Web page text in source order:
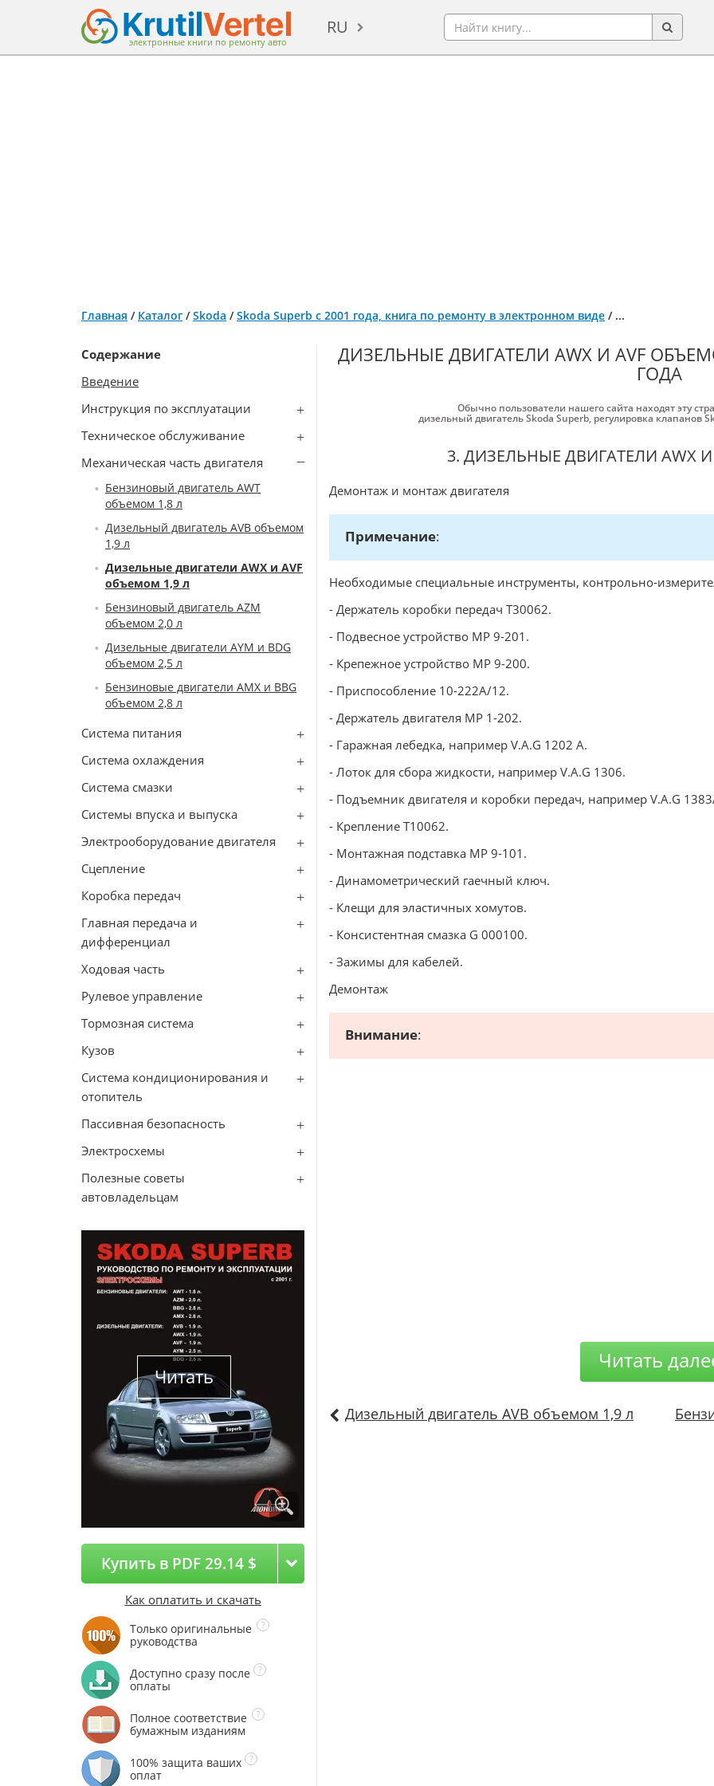
электронные книги по ремонту авто
RU
Главная / Каталог /Skoda /Skoda Superb с 2001 года, книга по ремонту в электронном виде / ...
Содержание
Введение
Инструкция по эксплуатации
Техническое обслуживание
Механическая часть двигателя
Бензиновый двигатель AWT
объемом 1,8 л
Дизельный двигатель AVB объемом
1,9 л
Дизельные двигатели AWX и AVF
объемом 1,9 л
Бензиновый двигатель AZM
объемом 2,0 л
Дизельные двигатели AYM и BDG
объемом 2,5 л
Бензиновые двигатели AMX и BBG
объемом 2,8 л
Система питания
Система охлаждения
Система смазки
Системы впуска и выпуска
Электрооборудование двигателя
Сцепление
Коробка передач
Главная передача и
дифференциал
Ходовая часть
Рулевое управление
Тормозная система
Кузов
Система кондиционирования и
отопитель
Пассивная безопасность
Электросхемы
Полезные советы
автовладельцам
Читать
Купить в PDF 29.14 $
Как оплатить и скачать
Только оригинальные
руководства
Доступно сразу после
оплаты
Полное соответствие
бумажным изданиям
100% защита ваших
оплат
ДИЗЕЛЬНЫЕ ДВИГАТЕЛИ AWX И AVF
ГОДА
Обычно пользователи нашего сайта находят эту
дизельный двигатель Skoda Superb, регулировка клапанов
3. ДИЗЕЛЬНЫЕ ДВИГАТЕЛИ AWX
Демонтаж и монтаж двигателя
Примечание:
Необходимые специальные инструменты, контрольно-
- Держатель коробки передач Т30062.
- Подвесное устройство МР 9-201.
- Крепежное устройство МР 9-200.
- Приспособление 10-222А/12.
- Держатель двигателя МР 1-202.
- Гаражная лебедка, например V.A.G 1202 А.
- Лоток для сбора жидкости, например V.A.G 1306.
- Подъемник двигателя и коробки передач, например V.A.G
- Крепление Т10062.
- Монтажная подставка МР 9-101.
- Динамометрический гаечный ключ.
- Клещи для эластичных хомутов.
- Консистентная смазка G 000100.
- Зажимы для кабелей.
Демонтаж
Внимание:
Читать
Дизельный двигатель AVB объемом 1,9 л